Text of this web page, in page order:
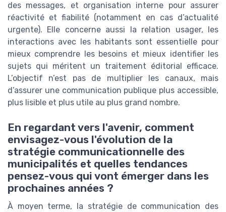
des messages, et organisation interne pour assurer
réactivité et fiabilité (notamment en cas d’actualité
urgente). Elle concerne aussi la relation usager, les
interactions avec les habitants sont essentielle pour
mieux comprendre les besoins et mieux identifier les
sujets qui méritent un traitement éditorial efficace.
L’objectif n’est pas de multiplier les canaux, mais
d’assurer une communication publique plus accessible,
plus lisible et plus utile au plus grand nombre.
En regardant vers l'avenir, comment
envisagez-vous l'évolution de la
stratégie communicationnelle des
municipalités et quelles tendances
pensez-vous qui vont émerger dans les
prochaines années ?
À moyen terme, la stratégie de communication des